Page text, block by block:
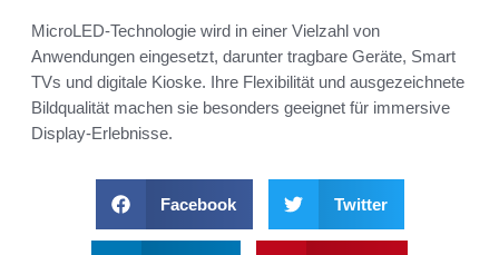
MicroLED-Technologie wird in einer Vielzahl von
Anwendungen eingesetzt, darunter tragbare Geräte, Smart
TVs und digitale Kioske. Ihre Flexibilität und ausgezeichnete
Bildqualität machen sie besonders geeignet für immersive
Display-Erlebnisse.
Facebook Twitter